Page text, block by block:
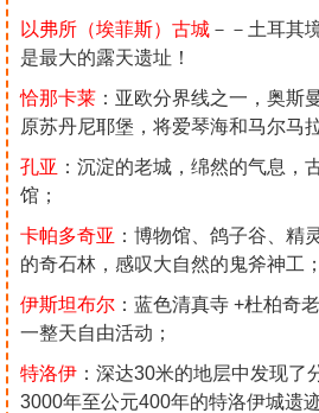
以弗所（埃菲斯）古城 －－土耳其
是最大的露天遗址！
恰那卡莱 ：亚欧分界线之一，奥斯
原苏丹尼耶堡，将爱琴海和马尔马
孔亚 ：沉淀的老城，绵然的气息，
馆；
卡帕多奇亚 ：博物馆、鸽子谷、精
的奇石林，感叹大自然的鬼斧神工；
伊斯坦布尔 ：蓝色清真寺 +杜柏奇
一整天自由活动；
特洛伊 ：深达30米的地层中发现了
3000年至公元400年的特洛伊城遗